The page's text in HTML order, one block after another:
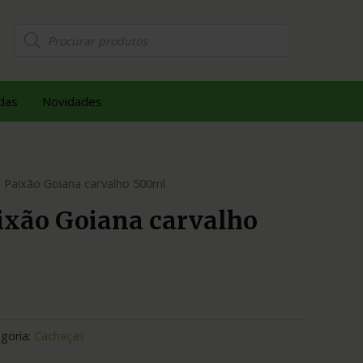
Novidades
Paixão Goiana carvalho 500ml
Goiana carvalho
Cachaças